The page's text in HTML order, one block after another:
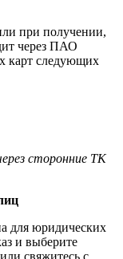
при получении,
через ПАО
карт следующих
сторонние ТК
для юридических
и выберите
свяжитесь с